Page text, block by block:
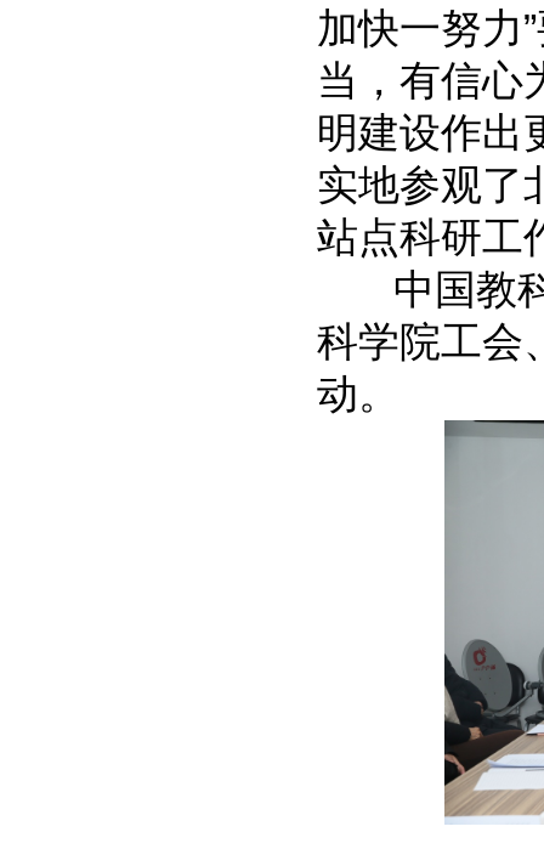
加快一努力
当，有信心
明建设作出
实地参观了
站点科研工
中国教科
科学院工会
动。